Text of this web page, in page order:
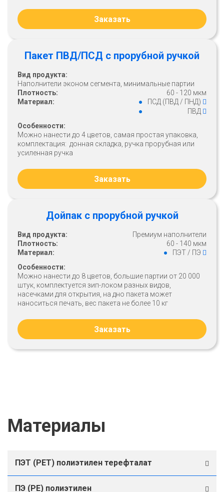
Заказать
Пакет ПВД/ПСД с прорубной ручкой
Вид продукта:
Наполнители эконом сегмента, минимальные партии
Плотность:
60 - 120 мкм
Материал:
ПСД (ПВД / ПНД)
ПВД
Особенности:
Можно нанести до 4 цветов, самая простая упаковка,
комплектация: донная складка, ручка прорубная или
усиленная ручка
Заказать
Дойпак с прорубной ручкой
Вид продукта:
Премиум наполнители
Плотность:
60 - 140 мкм
Материал:
ПЭТ / ПЭ
Особенности:
Можно нанести до 8 цветов, большие партии от 20 000
штук, комплектуется зип-локом разных видов,
насечками для открытия, на дно пакета может
наноситься печать, вес пакета не более 10 кг
Заказать
Материалы
ПЭТ (PET) полиэтилен терефталат
ПЭ (PE) полиэтилен